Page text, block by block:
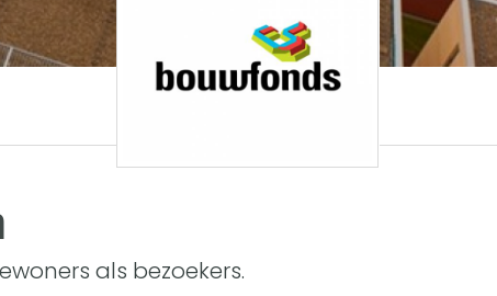
als bezoekers.